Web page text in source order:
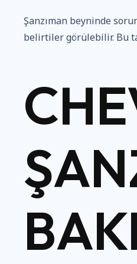
Şanzıman beyninde
belirtiler görülebilir. Bu